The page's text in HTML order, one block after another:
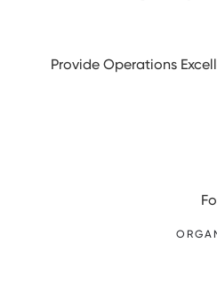
Provide Operations